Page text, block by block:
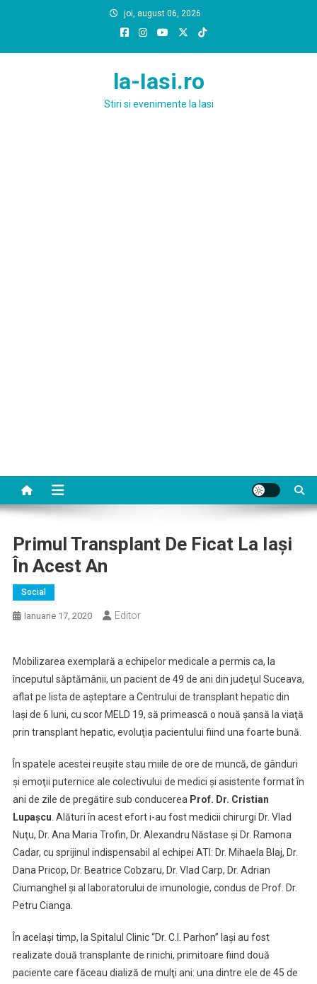
joi, august 06, 2026
la-Iasi.ro
Stiri si evenimente la Iasi
Primul Transplant De Ficat La Iaşi
În Acest An
Social
Ianuarie 17, 2020 Editor
Mobilizarea exemplară a echipelor medicale a permis ca, la
începutul săptămânii, un pacient de 49 de ani din judeţul Suceava,
aflat pe lista de aşteptare a Centrului de transplant hepatic din
Iaşi de 6 luni, cu scor MELD 19, să primească o nouă şansă la viaţă
prin transplant hepatic, evoluţia pacientului fiind una foarte bună.
În spatele acestei reuşite stau miile de ore de muncă, de gânduri
şi emoţii puternice ale colectivului de medici şi asistente format în
ani de zile de pregătire sub conducerea Prof. Dr. Cristian
Lupaşcu . Alături în acest efort i-au fost medicii chirurgi Dr. Vlad
Nuţu, Dr. Ana Maria Trofin, Dr. Alexandru Năstase şi Dr. Ramona
Cadar, cu sprijinul indispensabil al echipei ATI: Dr. Mihaela Blaj, Dr.
Dana Pricop, Dr. Beatrice Cobzaru, Dr. Vlad Carp, Dr. Adrian
Ciumanghel şi al laboratorului de imunologie, condus de Prof. Dr.
Petru Cianga.
În acelaşi timp, la Spitalul Clinic “Dr. C.I. Parhon” Iaşi au fost
realizate două transplante de rinichi, primitoare fiind două
paciente care făceau dializă de mulţi ani: una dintre ele de 45 de